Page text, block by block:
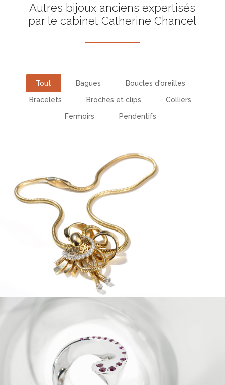
Autres bijoux anciens expertisés
par le cabinet Catherine Chancel
Tout Bagues Boucles d'oreilles
Bracelets Broches et clips Colliers
Fermoirs Pendentifs